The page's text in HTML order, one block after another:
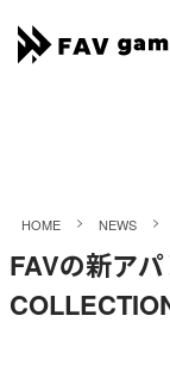
HOME > NEWS >
FAVの新ア